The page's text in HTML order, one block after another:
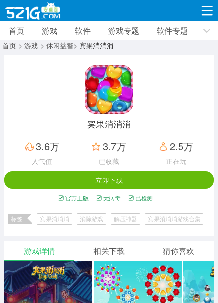
游戏 软件 游戏专题 软件专题 新闻资讯
8691款应用
动作闯关
12960款应用
赛车竞速
3628款应用
卡牌对战
2051款应用
体育运动
1277款应用
手游辅助
1958款应用
二次元
模拟经营
传奇手游
仙侠手游
485款应用
手赚网赚
446款应用
绝地求生
34款应用
三国游戏
我的世界
像素游戏
首页 游戏 软件 游戏专题 软件专题
首页 > 游戏 > 休闲益智> 宾果消消消
宾果消消消
3.6万
人气值
3.7万
已收藏
2.5万
正在玩
立即下载
官方正版 无病毒 已检测
标签 宾果消消消 消除游戏 解压神器
宾果消消消游戏合集
游戏详情 相关下载 猜你喜欢